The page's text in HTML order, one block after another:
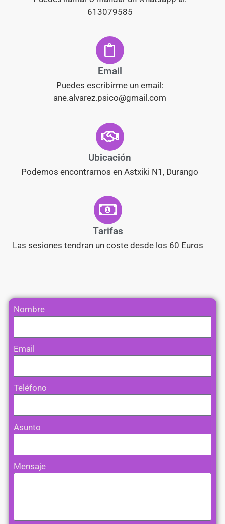
613079585
Email
Puedes escribirme un email:
ane.alvarez.psico@gmail.com
Ubicación
Podemos encontrarnos en Astxiki N1, Durango
Tarifas
Las sesiones tendran un coste desde los 60 Euros
Nombre
Email
Teléfono
Asunto
Mensaje